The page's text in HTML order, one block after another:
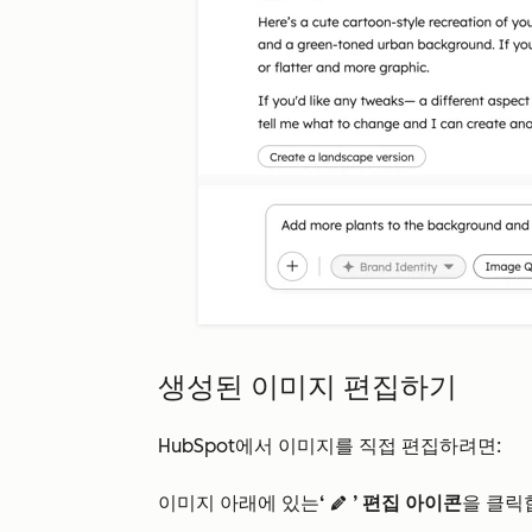
생성된 이미지 편집하기
HubSpot에서 이미지를 직접 편집하려면:
이미지 아래에 있는‘ edit AdA ’ 편집 아이콘을 클릭